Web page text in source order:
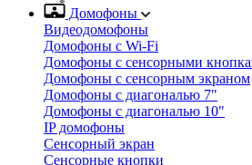
Домофоны
Видеодомофоны
Домофоны с Wi-Fi
Домофоны с сенсорными
Домофоны с сенсорным экраном
Домофоны с диагональю 7"
Домофоны с диагональю 10"
IP домофоны
Сенсорный экран
Сенсорные кнопки